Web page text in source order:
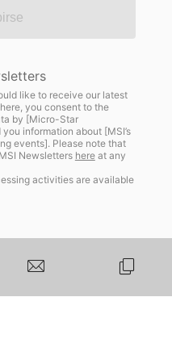
like to receive our latest
you consent to the
by [Micro-Star
information about [MSI’s
events]. Please note that
Newsletters hereat any
activities are available